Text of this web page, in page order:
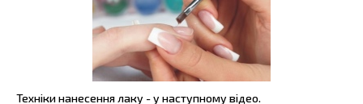
Техніки нанесення лаку - у наступному відео.